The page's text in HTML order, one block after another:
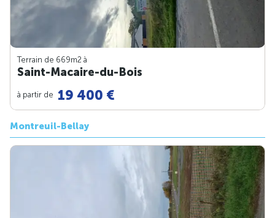
Terrain de 669m2 à
Saint-Macaire-du-Bois
à partir de 19 400 €
Montreuil-Bellay